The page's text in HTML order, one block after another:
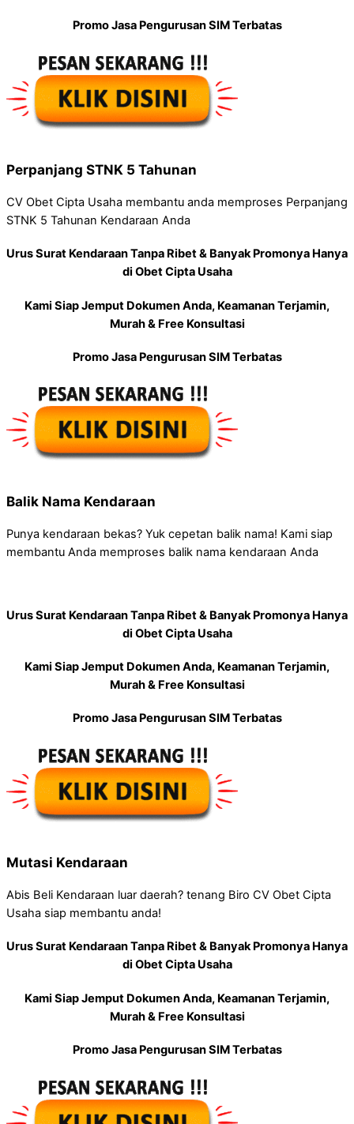
Promo Jasa Pengurusan SIM Terbatas
Perpanjang STNK 5 Tahunan
CV Obet Cipta Usaha membantu anda memproses Perpanjang
STNK 5 Tahunan Kendaraan Anda
Urus Surat Kendaraan Tanpa Ribet & Banyak Promonya Hanya
di Obet Cipta Usaha
Kami Siap Jemput Dokumen Anda, Keamanan Terjamin,
Murah & Free Konsultasi
Promo Jasa Pengurusan SIM Terbatas
Balik Nama Kendaraan
Punya kendaraan bekas? Yuk cepetan balik nama! Kami siap
membantu Anda memproses balik nama kendaraan Anda
Urus Surat Kendaraan Tanpa Ribet & Banyak Promonya Hanya
di Obet Cipta Usaha
Kami Siap Jemput Dokumen Anda, Keamanan Terjamin,
Murah & Free Konsultasi
Promo Jasa Pengurusan SIM Terbatas
Mutasi Kendaraan
Abis Beli Kendaraan luar daerah? tenang Biro CV Obet Cipta
Usaha siap membantu anda!
Urus Surat Kendaraan Tanpa Ribet & Banyak Promonya Hanya
di Obet Cipta Usaha
Kami Siap Jemput Dokumen Anda, Keamanan Terjamin,
Murah & Free Konsultasi
Promo Jasa Pengurusan SIM Terbatas